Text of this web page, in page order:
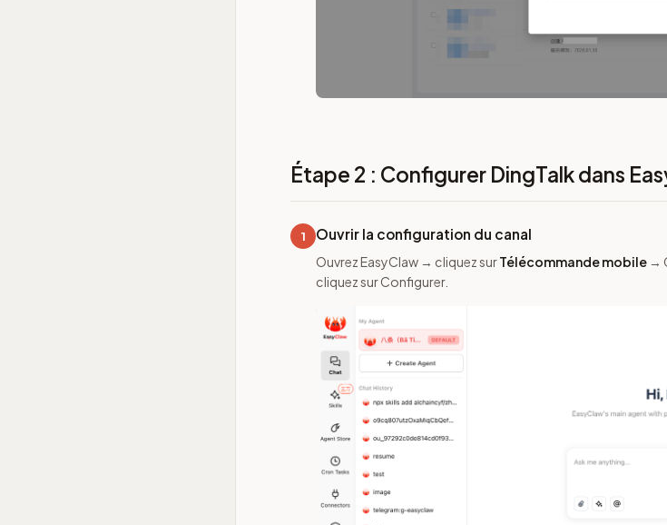
Étape 2 : Configurer DingTalk dans
1 Ouvrir la configuration du canal
Ouvrez EasyClaw → cliquez surTélécommande mobile →
cliquez sur Configurer.